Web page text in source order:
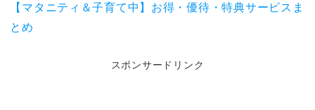
【マタニティ＆子育て中】お得・優待・特典サービスま
とめ
スポンサードリンク